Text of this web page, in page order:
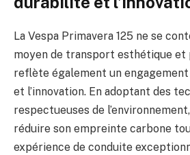
La Vespa Primavera 125 ne se
moyen de transport esthétique
reflète également un
et l’innovation. En adoptant des
respectueuses de
réduire son empreinte carbone
expérience de conduite